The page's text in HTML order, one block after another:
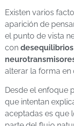
Existen varios
aparición de
el punto de vista
con
alterar la forma en
Desde el enfoque
que intentan
aceptadas es que